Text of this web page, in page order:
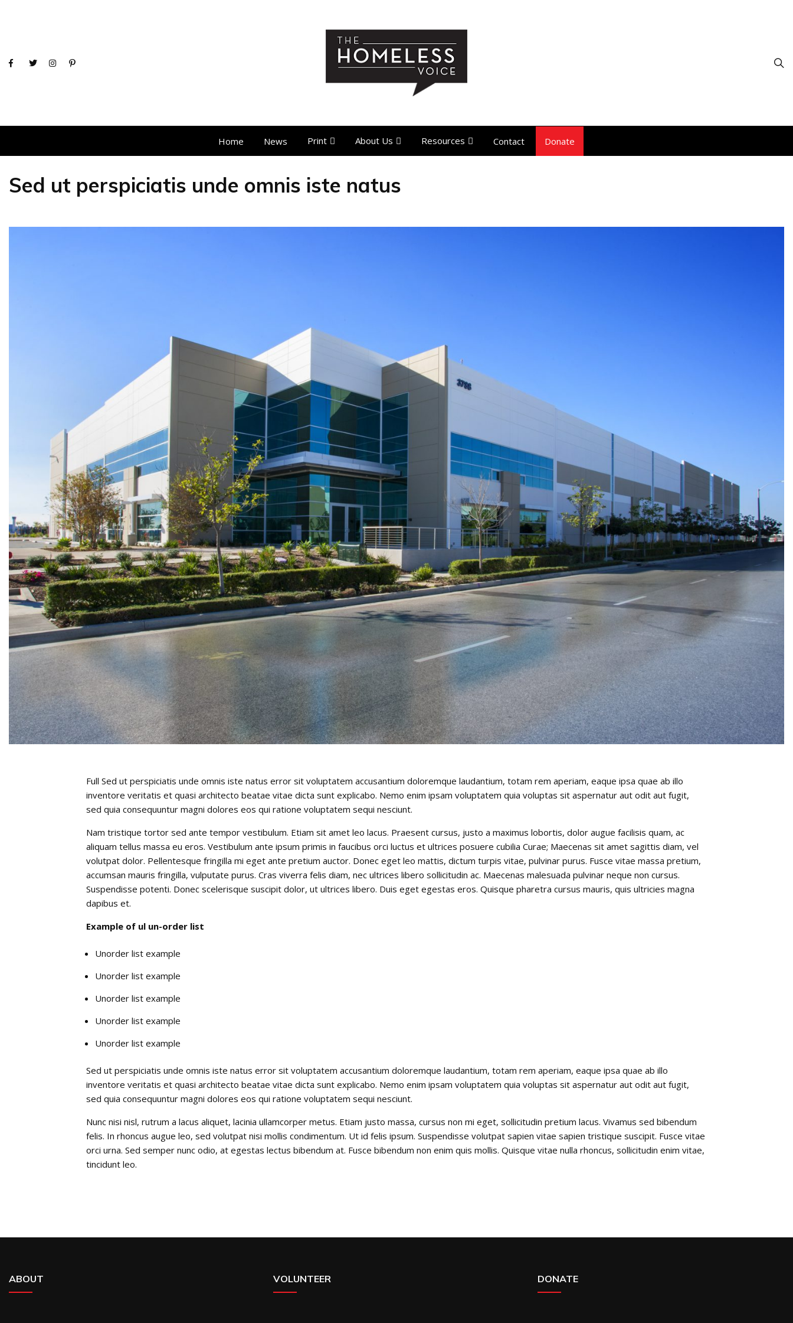
Home News Print About Us Resources Contact Donate
Sed ut perspiciatis unde omnis iste natus
Full Sed ut perspiciatis unde omnis iste natus error sit voluptatem accusantium doloremque laudantium, totam rem aperiam, eaque ipsa quae ab illo
inventore veritatis et quasi architecto beatae vitae dicta sunt explicabo. Nemo enim ipsam voluptatem quia voluptas sit aspernatur aut odit aut fugit,
sed quia consequuntur magni dolores eos qui ratione voluptatem sequi nesciunt.
Nam tristique tortor sed ante tempor vestibulum. Etiam sit amet leo lacus. Praesent cursus, justo a maximus lobortis, dolor augue facilisis quam, ac
aliquam tellus massa eu eros. Vestibulum ante ipsum primis in faucibus orci luctus et ultrices posuere cubilia Curae; Maecenas sit amet sagittis diam, vel
volutpat dolor. Pellentesque fringilla mi eget ante pretium auctor. Donec eget leo mattis, dictum turpis vitae, pulvinar purus. Fusce vitae massa pretium,
accumsan mauris fringilla, vulputate purus. Cras viverra felis diam, nec ultrices libero sollicitudin ac. Maecenas malesuada pulvinar neque non cursus.
Suspendisse potenti. Donec scelerisque suscipit dolor, ut ultrices libero. Duis eget egestas eros. Quisque pharetra cursus mauris, quis ultricies magna
dapibus et.
Example of ul un-order list
Unorder list example
Unorder list example
Unorder list example
Unorder list example
Unorder list example
Sed ut perspiciatis unde omnis iste natus error sit voluptatem accusantium doloremque laudantium, totam rem aperiam, eaque ipsa quae ab illo
inventore veritatis et quasi architecto beatae vitae dicta sunt explicabo. Nemo enim ipsam voluptatem quia voluptas sit aspernatur aut odit aut fugit,
sed quia consequuntur magni dolores eos qui ratione voluptatem sequi nesciunt.
Nunc nisi nisl, rutrum a lacus aliquet, lacinia ullamcorper metus. Etiam justo massa, cursus non mi eget, sollicitudin pretium lacus. Vivamus sed bibendum
felis. In rhoncus augue leo, sed volutpat nisi mollis condimentum. Ut id felis ipsum. Suspendisse volutpat sapien vitae sapien tristique suscipit. Fusce vitae
orci urna. Sed semper nunc odio, at egestas lectus bibendum at. Fusce bibendum non enim quis mollis. Quisque vitae nulla rhoncus, sollicitudin enim vitae,
tincidunt leo.
ABOUT VOLUNTEER DONATE